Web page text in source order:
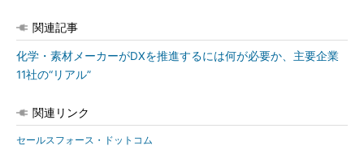
関連記事
化学・素材メーカーがDXを推進するには何が必要か、主要企業
11社の“リアル”
関連リンク
セールスフォース・ドットコム